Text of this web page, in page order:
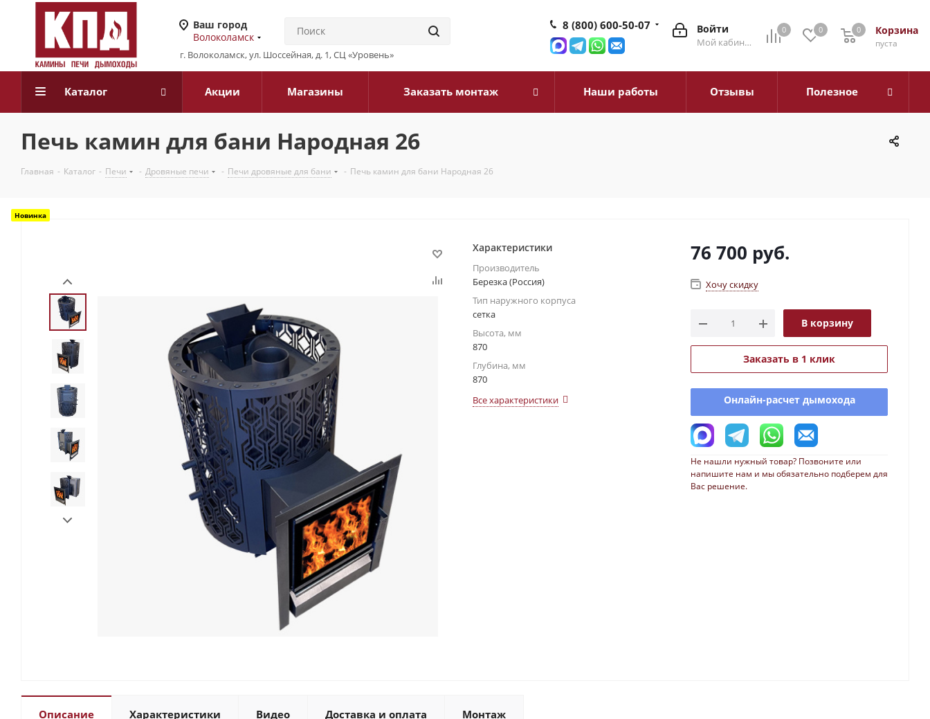
Ваш город
Волоколамск
г. Волоколамск, ул. Шоссейная, д. 1, СЦ «Уровень»
0 0 Корзина
0
пуста
0
Войти
Мой кабинет
8 (800) 600-50-07
Каталог Акции Магазины Заказать монтаж Наши работы Отзывы Полезное
Печь камин для бани Народная 26
Главная - Каталог - Печи - Дровяные печи - Печи дровяные для бани - Печь камин для бани Народная 26
Новинка
Характеристики
Производитель
Березка (Россия)
Тип наружного корпуса
сетка
Высота, мм
870
Глубина, мм
870
Все характеристики
76 700 руб.
Хочу скидку
В корзину
Заказать в 1 клик
Онлайн-расчет дымохода
Не нашли нужный товар? Позвоните или
напишите нам и мы обязательно подберем для
Вас решение.
Описание Характеристики Видео Доставка и оплата Монтаж